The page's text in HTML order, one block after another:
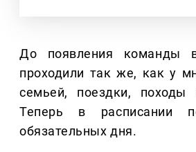
До появления команды
проходили так же, как у
семьей, поездки, походы
Теперь в расписании
обязательных дня.